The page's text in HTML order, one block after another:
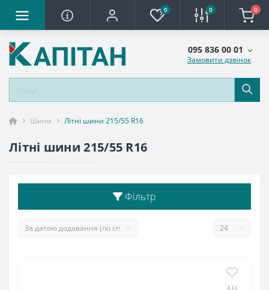
0 0 0
095 836 00 01
Замовити дзвінок
Шини Літні шини 215/55 R16
Літні шини 215/55 R16
Фільтр